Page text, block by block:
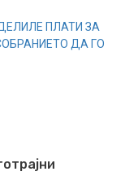
ПЛАТИ ЗА
ДА ГО